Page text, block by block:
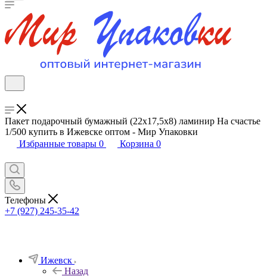
Пакет подарочный бумажный (22х17,5х8) ламинир На счастье
1/500 купить в Ижевске оптом - Мир Упаковки
Избранные товары 0 Корзина 0
Телефоны
+7 (927) 245-35-42
Ижевск
Назад